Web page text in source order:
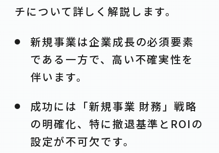
チについて詳しく解説します。
新規事業は企業成長の必須要素
である一方で、高い不確実性を
伴います。
成功には「新規事業 財務」戦略
の明確化、特に撤退基準とROIの
設定が不可欠です。